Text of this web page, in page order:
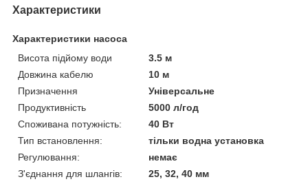
Характеристики
Характеристики насоса
Висота підйому води
3.5 м
Довжина кабелю
10 м
Призначення
Універсальне
Продуктивність
5000 л/год
Споживана потужність:
40 Вт
Тип встановлення:
тільки водна установка
Регулювання:
немає
З'єднання для шлангів:
25, 32, 40 мм